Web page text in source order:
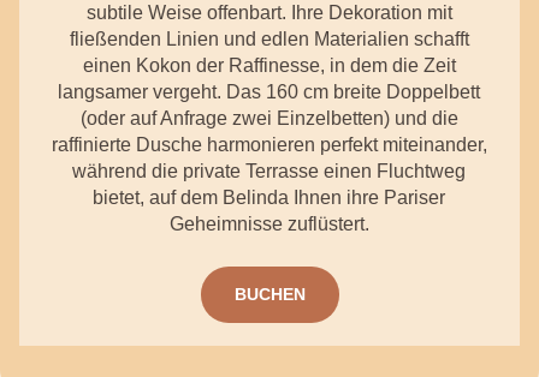
subtile Weise offenbart. Ihre Dekoration mit
fließenden Linien und edlen Materialien schafft
einen Kokon der Raffinesse, in dem die Zeit
langsamer vergeht. Das 160 cm breite Doppelbett
(oder auf Anfrage zwei Einzelbetten) und die
raffinierte Dusche harmonieren perfekt miteinander,
während die private Terrasse einen Fluchtweg
bietet, auf dem Belinda Ihnen ihre Pariser
Geheimnisse zuflüstert.
BUCHEN